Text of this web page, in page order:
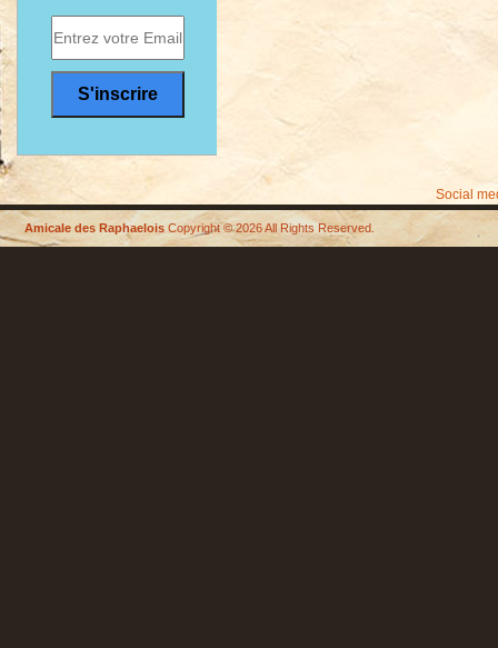
Social
Amicale des RaphaeloisCopyright © 2026 All Rights Reserved.